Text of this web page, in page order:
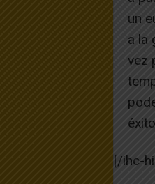
un
a la
vez
[/ihc-